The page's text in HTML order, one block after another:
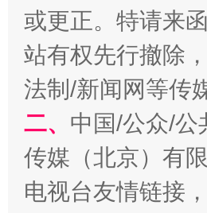
揭开“小金库”的免责幌子
或更正。特请来
站有权先行撤除
法制/新闻网等传
二、 中国/公众/公
传媒（北京）有
电视台友情链接